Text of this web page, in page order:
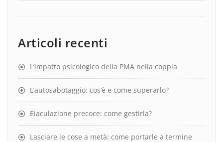
Articoli recenti
L’impatto psicologico della PMA nella coppia
L’autosabotaggio: cos’è e come superarlo?
Eiaculazione precoce: come gestirla?
Lasciare le cose a metà: come portarle a termine